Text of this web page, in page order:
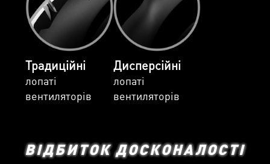
Традиційні
лопаті
вентиляторів
Дисперсійні
лопаті
вентиляторів
ВІДБИТОК ДОСКОНАЛОСТІ